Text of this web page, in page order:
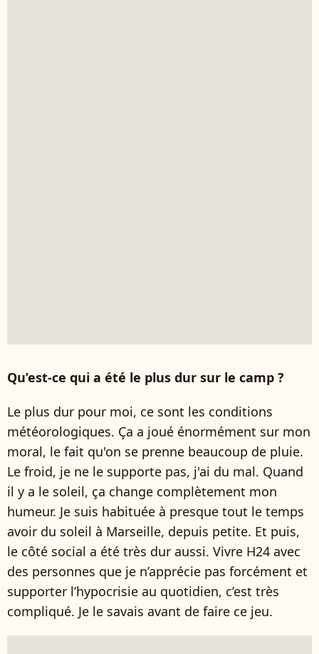
Qu’est-ce qui a été le plus dur sur le camp ?
Le plus dur pour moi, ce sont les conditions
météorologiques. Ça a joué énormément sur mon
moral, le fait qu'on se prenne beaucoup de pluie.
Le froid, je ne le supporte pas, j'ai du mal. Quand
il y a le soleil, ça change complètement mon
humeur. Je suis habituée à presque tout le temps
avoir du soleil à Marseille, depuis petite. Et puis,
le côté social a été très dur aussi. Vivre H24 avec
des personnes que je n’apprécie pas forcément et
supporter l’hypocrisie au quotidien, c’est très
compliqué. Je le savais avant de faire ce jeu.